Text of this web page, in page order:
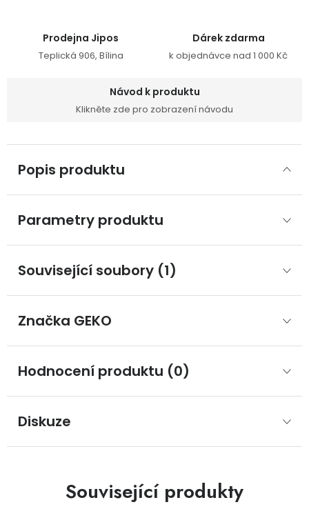
Prodejna Jipos
Teplická 906, Bílina
Dárek zdarma
k objednávce nad 1 000 Kč
Návod k produktu
Klikněte zde pro zobrazení návodu
Popis produktu
Parametry produktu
Související soubory (1)
Značka GEKO
Hodnocení produktu (0)
Diskuze
Související produkty